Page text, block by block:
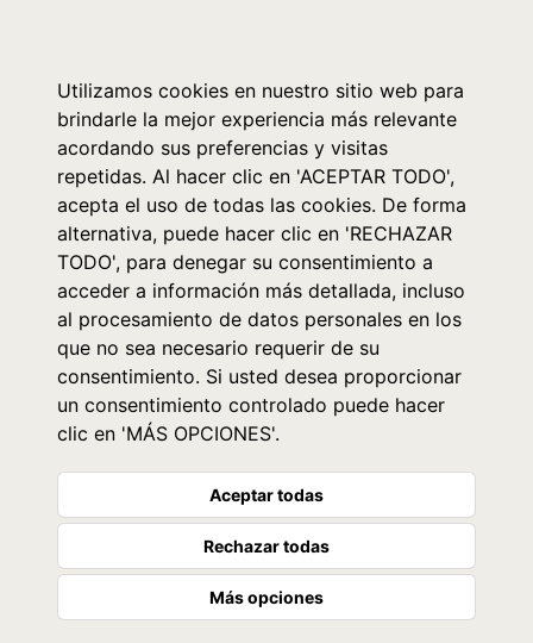
Utilizamos cookies en nuestro sitio web para
brindarle la mejor experiencia más relevante
acordando sus preferencias y visitas
repetidas. Al hacer clic en 'ACEPTAR TODO',
acepta el uso de todas las cookies. De forma
alternativa, puede hacer clic en 'RECHAZAR
TODO', para denegar su consentimiento a
acceder a información más detallada, incluso
al procesamiento de datos personales en los
que no sea necesario requerir de su
consentimiento. Si usted desea proporcionar
un consentimiento controlado puede hacer
clic en 'MÁS OPCIONES'.
Aceptar todas
Rechazar todas
Más opciones